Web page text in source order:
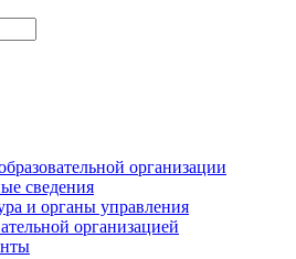
организации
сведения
и органы управления
организацией